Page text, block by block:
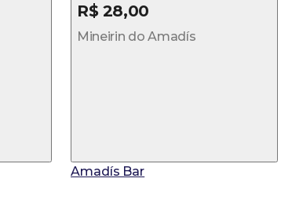
R$ 28,00
Mineirin do Amadís
Amadís Bar